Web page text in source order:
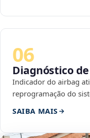
06
Diagnóstico
Indicador do airbag
reprogramação do
SAIBA MAIS